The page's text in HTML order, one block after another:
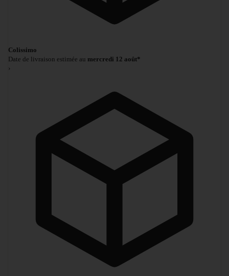
Colissimo
Date de livraison estimée au mercredi 12 août*
›